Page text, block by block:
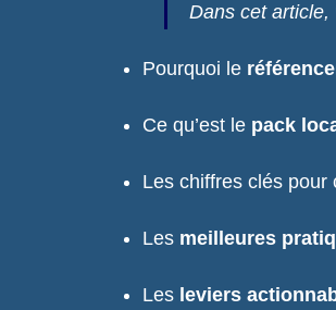
Dans cet
Pourquoi le
Ce qu’est le pack
Les chiffres clés pour
Les meilleures
Les leviers